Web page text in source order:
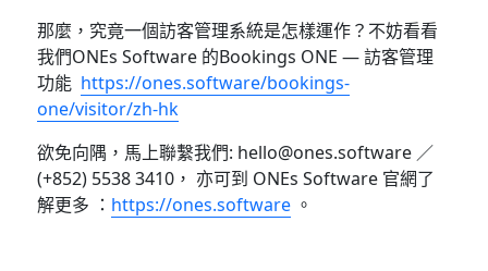
那麼，究竟一個訪客管理系統是怎樣運作？不妨看看
我們ONEs Software 的Bookings ONE — 訪客管理
功能 https://ones.software/bookings-
one/visitor/zh-hk
欲免向隅，馬上聯繫我們: hello@ones.software ／
(+852) 5538 3410， 亦可到 ONEs Software 官網了
解更多 ： https://ones.software 。